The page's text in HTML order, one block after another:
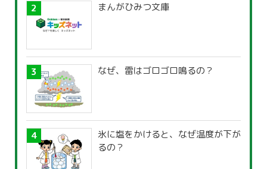
まんがひみつ文庫
なぜ、雷はゴロゴロ鳴るの？
氷に塩をかけると、なぜ温度が下が
るの？